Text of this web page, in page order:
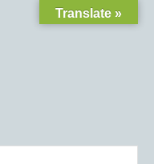
Translate »